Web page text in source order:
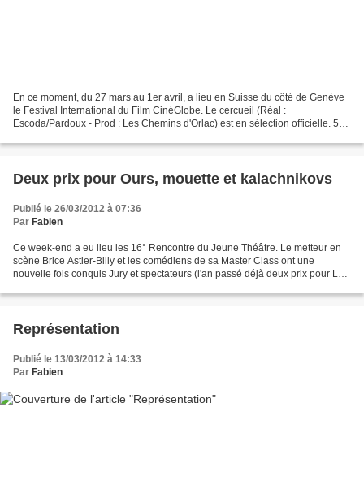
En ce moment, du 27 mars au 1er avril, a lieu en Suisse du côté de Genève
le Festival International du Film CinéGlobe. Le cercueil (Réal :
Escoda/Pardoux - Prod : Les Chemins d'Orlac) est en sélection officielle. 55
Deux prix pour Ours, mouette et kalachnikovs
Publié le 26/03/2012 à 07:36
Par Fabien
Ce week-end a eu lieu les 16° Rencontre du Jeune Théâtre. Le metteur en
scène Brice Astier-Billy et les comédiens de sa Master Class ont une
nouvelle fois conquis Jury et spectateurs (l'an passé déjà deux prix pour Le
Représentation
Publié le 13/03/2012 à 14:33
Par Fabien